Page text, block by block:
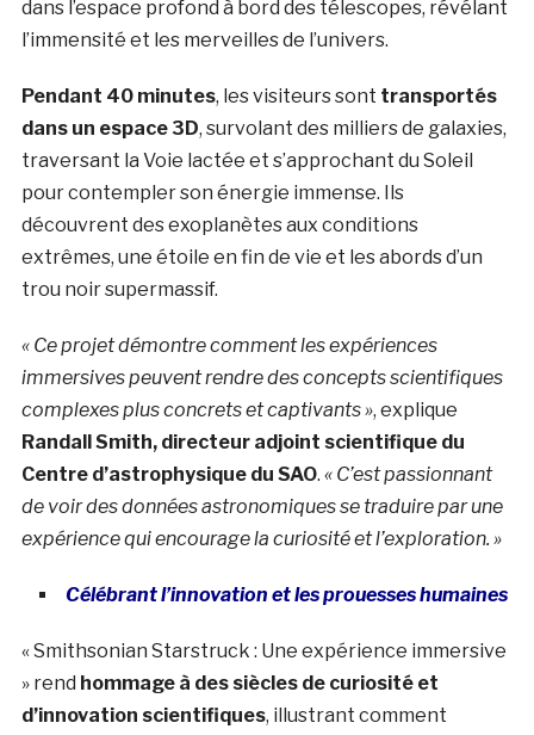
dans l’espace profond à bord des télescopes, révélant
l’immensité et les merveilles de l’univers.
Pendant 40 minutes, les visiteurs sont transportés
dans un espace 3D, survolant des milliers de galaxies,
traversant la Voie lactée et s’approchant du Soleil
pour contempler son énergie immense. Ils
découvrent des exoplanètes aux conditions
extrêmes, une étoile en fin de vie et les abords d’un
trou noir supermassif.
« Ce projet démontre comment les expériences
immersives peuvent rendre des concepts scientifiques
complexes plus concrets et captivants », explique
Randall Smith, directeur adjoint scientifique du
Centre d’astrophysique du SAO. « C’est passionnant
de voir des données astronomiques se traduire par une
expérience qui encourage la curiosité et l’exploration. »
Célébrant l’innovation et les prouesses humaines
« Smithsonian Starstruck : Une expérience immersive
» rend hommage à des siècles de curiosité et
d’innovation scientifiques, illustrant comment